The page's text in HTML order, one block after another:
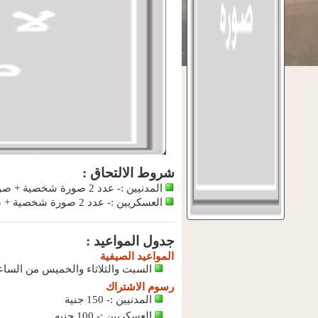
شروط الالتحاق :
المدنيين :- عدد 2 صورة شخصية + صورة شهادة الميلاد + صورة بطاقة ولي الأمر
العسكريين :- عدد 2 صورة شخصية + صورة كارنيه النوادي + صورة البطاقة العلاجية
جدول المواعيد :
المواعيد الصيفية
السبت والثلاثاء والخميس من الساعة 5 م الي الساعة
رسوم الاشتراك
المدنيين :- 150 جنية